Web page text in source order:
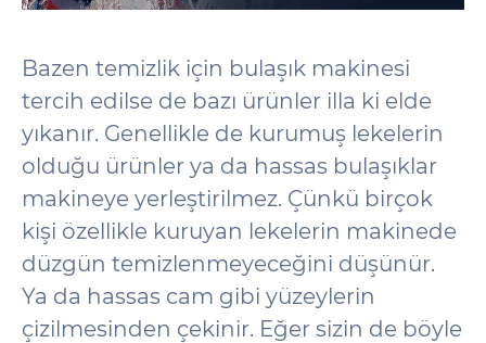
Bazen temizlik için bulaşık makinesi
tercih edilse de bazı ürünler illa ki elde
yıkanır. Genellikle de kurumuş lekelerin
olduğu ürünler ya da hassas bulaşıklar
makineye yerleştirilmez. Çünkü birçok
kişi özellikle kuruyan lekelerin makinede
düzgün temizlenmeyeceğini düşünür.
Ya da hassas cam gibi yüzeylerin
çizilmesinden çekinir. Eğer sizin de böyle